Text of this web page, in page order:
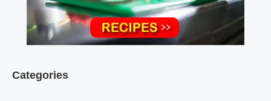
Categories